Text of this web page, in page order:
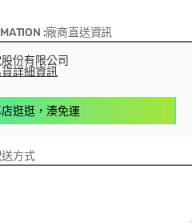
:廠商直送資訊
份有限公司
詳細資訊
逛逛，湊免運
方式